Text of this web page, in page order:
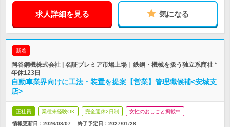
求人詳細を見る 気になる
新着
岡谷鋼機株式会社 | 名証プレミア市場上場｜鉄鋼・機械を扱う独立系商社 *
年休123日
自動車業界向けに工法・装置を提案【営業】管理職候補<安城支
店>
正社員 業種未経験OK 完全週休2日制 女性のおしごと掲載中
情報更新日：2026/08/07 終了予定日： 2027/01/28